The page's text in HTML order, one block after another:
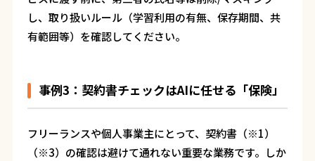
し、取り扱いルール（学習利用の有無、保存期間、共
有範囲等）を確認してください。
事例3：契約書チェックはAIに任せる「保険」
フリーランスや個人事業主にとって、契約書（※1）
（※3）の確認は避けて通れない重要な業務です。しか